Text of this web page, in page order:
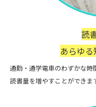
読
あらゆる
通勤・通学電車のわずかな
読書量を増やすことができま